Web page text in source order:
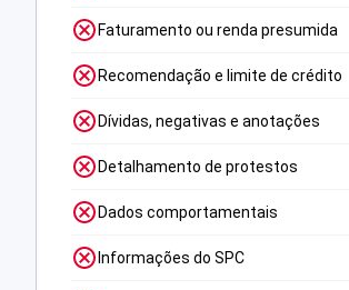
Faturamento ou renda presumida
Recomendação e limite de crédito
Dívidas, negativas e anotações
Detalhamento de protestos
Dados comportamentais
Informações do SPC